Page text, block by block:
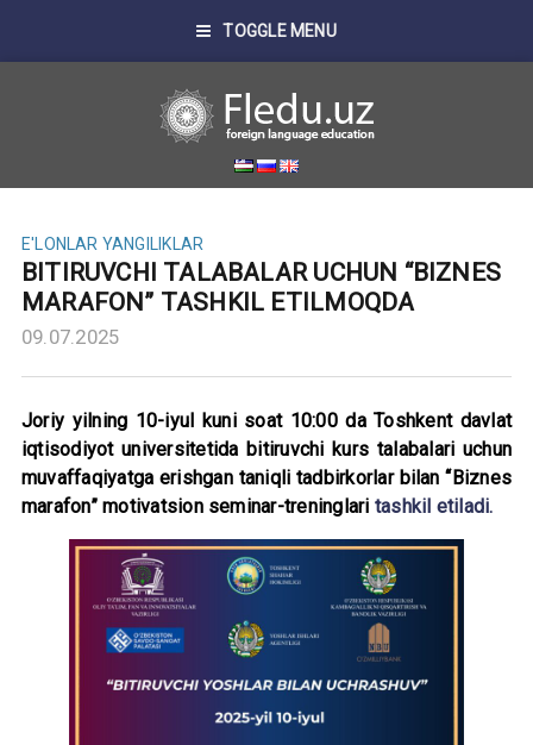
TOGGLE MENU
E'LONLAR YANGILIKLAR
BITIRUVCHI TALABALAR UCHUN “BIZNES
MARAFON” TASHKIL ETILMOQDA
09.07.2025
Joriy yilning 10-iyul kuni soat 10:00 da Toshkent davlat
iqtisodiyot universitetida bitiruvchi kurs talabalari uchun
muvaffaqiyatga erishgan taniqli tadbirkorlar bilan “Biznes
marafon” motivatsion seminar-treninglari tashkil etiladi.